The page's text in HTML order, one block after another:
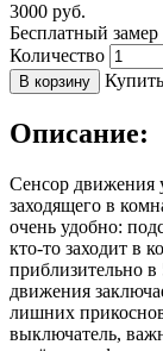
3000 руб.
Бесплатный замер
Количество
В корзину
Описание:
Сенсор движения
заходящего в
очень удобно:
кто-то заходит в
приблизительно
движения
лишних
выключатель,